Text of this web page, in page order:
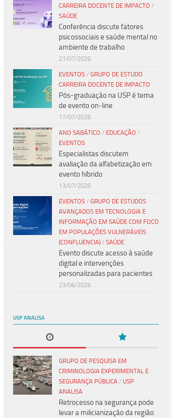
CARREIRA DOCENTE DE IMPACTO /
SAÚDE
Conferência discute fatores
psicossociais e saúde mental no
ambiente de trabalho
21/07/2026
EVENTOS / GRUPO DE ESTUDO
CARREIRA DOCENTE DE IMPACTO
Pós-graduação na USP é tema
de evento on-line
17/07/2026
ANO SABÁTICO / EDUCAÇÃO /
EVENTOS
Especialistas discutem
avaliação da alfabetização em
evento híbrido
13/07/2026
EVENTOS / GRUPO DE ESTUDOS
AVANÇADOS EM TECNOLOGIA E
INFORMAÇÃO EM SAÚDE COM FOCO
EM POPULAÇÕES VULNERÁVEIS
(CONFLUENCIA) / SAÚDE
Evento discute acesso à saúde
digital e intervenções
personalizadas para pacientes
23/06/2026
USP ANALISA
GRUPO DE PESQUISA EM
CRIMINOLOGIA EXPERIMENTAL E
SEGURANÇA PÚBLICA / USP
ANALISA
Retrocesso na segurança pode
levar a milicianização da região